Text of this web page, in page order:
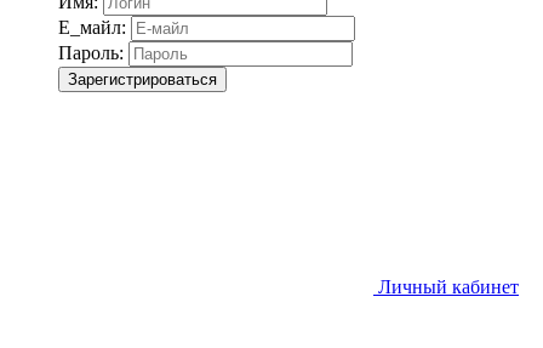
Е_майл:
Пароль:
Зарегистрироваться
Личный кабинет